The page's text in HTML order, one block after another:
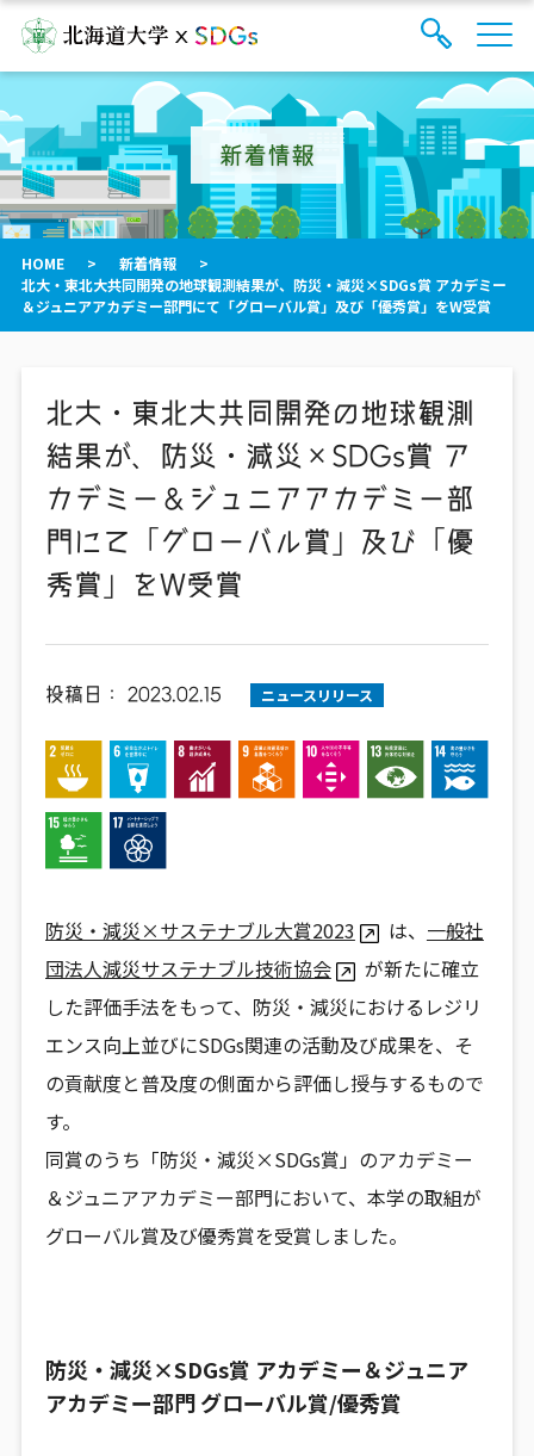
索
フ
ォ
ー
を
開
閉
る
イ
ト
内
メ
ニ
ュ
ー
新着情報
HOME > 新着情報
>
北大・東北大共同開発の地球観測結果が、防災・減災×SDGs賞 アカデミー
＆ジュニアアカデミー部門にて「グローバル賞」及び「優秀賞」をW受賞
北大・東北大共同開発の地球観測
結果が、防災・減災×SDGs賞 ア
カデミー＆ジュニアアカデミー部
門にて「グローバル賞」及び「優
秀賞」をW受賞
投稿日： 2023.02.15 ニュースリリース
防災・減災×サステナブル大賞2023 は、 一般社
団法人減災サステナブル技術協会
が新たに確立
した評価手法をもって、防災・減災におけるレジリ
エンス向上並びにSDGs関連の活動及び成果を、そ
の貢献度と普及度の側面から評価し授与するもので
す。
同賞のうち「防災・減災×SDGs賞」のアカデミー
＆ジュニアアカデミー部門において、本学の取組が
グローバル賞及び優秀賞を受賞しました。
防災・減災×SDGs賞 アカデミー＆ジュニア
アカデミー部門 グローバル賞/優秀賞